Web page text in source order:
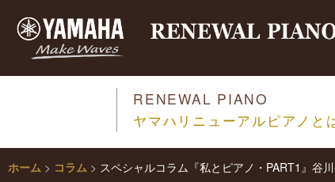
RENEWAL PIANO
ヤマハリニューアルピアノと
ホーム > コラム > スペシャルコラム『私とピアノ・PART1』谷